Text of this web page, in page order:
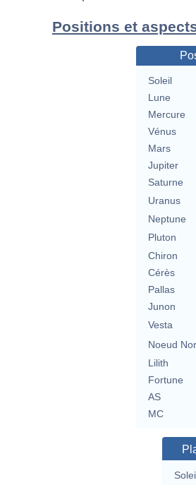
Positions et
Soleil
Lune
Mercure
Vénus
Mars
Jupiter
Saturne
Uranus
Neptune
Pluton
Chiron
Cérès
Pallas
Junon
Vesta
Noeud
Lilith
Fortune
AS
MC